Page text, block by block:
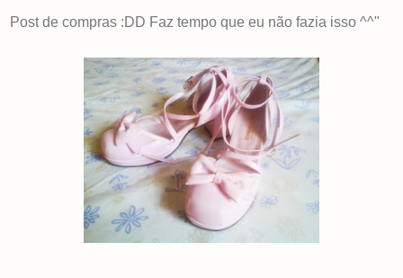
Post de compras :DD Faz tempo que eu não fazia isso ^^"